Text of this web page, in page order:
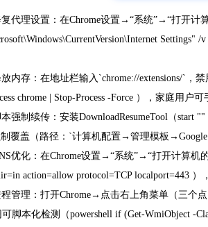
代理设置：在Chrome设置→“系统”→“打开计
内存：在地址栏输入`chrome://extensions/`
chrome | Stop-Process -Force ），家庭用户
强制续传：安装DownloadResumeTool（start
覆盖（路径：`计算机配置→管理模板
优化：在Chrome设置→“系统”→“打开计算机
action=allow protocol=TCP localport=443
管理：打开Chrome→点击右上角菜单（三个
脚本化检测（powershell if (Get-WmiObject -